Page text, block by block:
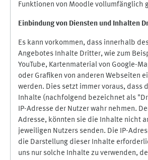
Funktionen von Moodle vollumfänglich
Einbindung von Diensten und Inhalten
Es kann vorkommen, dass innerhalb
Angebotes Inhalte Dritter, wie zum
YouTube, Kartenmaterial von Google-
oder Grafiken von anderen Webseiten
werden. Dies setzt immer voraus, dass
Inhalte (nachfolgend bezeichnet als
IP-Adresse der Nutzer wahr nehmen.
Adresse, könnten sie die Inhalte nicht
jeweiligen Nutzers senden. Die IP-
die Darstellung dieser Inhalte
uns nur solche Inhalte zu verwenden,